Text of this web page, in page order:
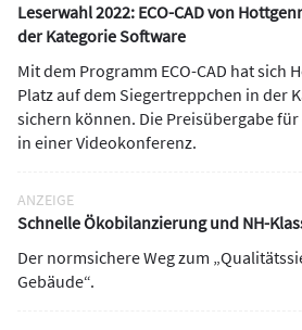
Leserwahl 2022: ECO-CAD von
der Kategorie Software
Mit dem Programm ECO-CAD hat sich
Platz auf dem Siegertreppchen in der
sichern können. Die Preisübergabe
in einer Videokonferenz.
ANZEIGE
Schnelle Ökobilanzierung und NH-
Der normsichere Weg zum
Gebäude“.